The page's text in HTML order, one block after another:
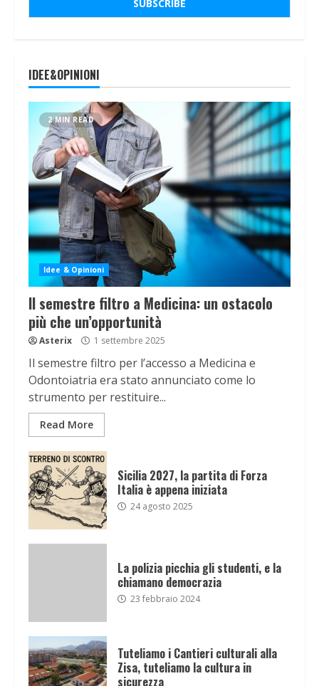
IDEE&OPINIONI
2 MIN READ
Idee & Opinioni
Il semestre filtro a Medicina: un ostacolo
più che un’opportunità
Asterix 1 settembre 2025
Il semestre filtro per l’accesso a Medicina e
Odontoiatria era stato annunciato come lo
strumento per restituire...
Read More
Sicilia 2027, la partita di Forza
Italia è appena iniziata
24 agosto 2025
La polizia picchia gli studenti, e la
chiamano democrazia
23 febbraio 2024
Tuteliamo i Cantieri culturali alla
Zisa, tuteliamo la cultura in
sicurezza